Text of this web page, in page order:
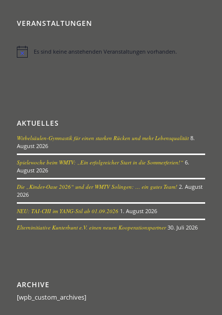
VERANSTALTUNGEN
HinweisEs sind keine anstehenden Veranstaltungen vorhanden.
AKTUELLES
Wirbelsäulen-Gymnastik für einen starken Rücken und mehr Lebensqualität 8.
August 2026
Spielewoche beim WMTV: „Ein erfolgreicher Start in die Sommerferien!“ 6.
August 2026
Die „Kinder-Oase 2026“ und der WMTV Solingen: … ein gutes Team! 2. August
2026
NEU: TAI-CHI im YANG-Stil ab 01.09.2026 1. August 2026
Elterninitiative Kunterbunt e.V. einen neuen Kooperationspartner 30. Juli 2026
ARCHIVE
[wpb_custom_archives]